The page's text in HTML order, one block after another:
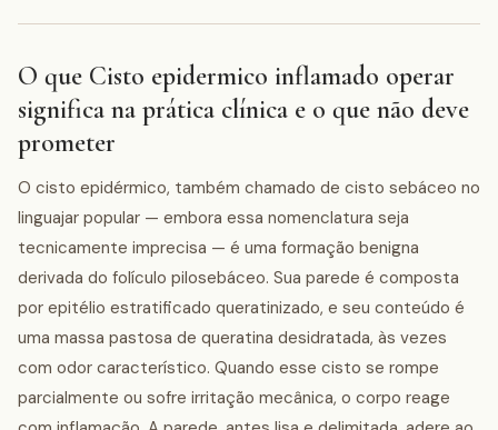
O que Cisto epidermico inflamado operar
significa na prática clínica e o que não deve
prometer
O cisto epidérmico, também chamado de cisto sebáceo no
linguajar popular — embora essa nomenclatura seja
tecnicamente imprecisa — é uma formação benigna
derivada do folículo pilosebáceo. Sua parede é composta
por epitélio estratificado queratinizado, e seu conteúdo é
uma massa pastosa de queratina desidratada, às vezes
com odor característico. Quando esse cisto se rompe
parcialmente ou sofre irritação mecânica, o corpo reage